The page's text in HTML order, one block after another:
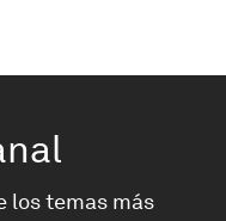
los temas más